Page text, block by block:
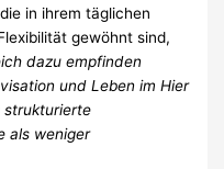
in ihrem täglichen
gewöhnt sind,
dazu empfinden
und Leben im Hier
strukturierte
als weniger